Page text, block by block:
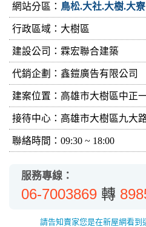
網站分區： 鳥松.大社.大樹.大寮
行政區域：大樹區
建設公司： 霖宏聯合建築
代銷企劃：鑫鎧廣告有限公司
建案位置：高雄市大樹區中正
接待中心：高雄市大樹區九大
聯絡時間：09:30 ~ 18:00
服務專線：
06-7003869 轉
請告知賣家您是在新屋網看到